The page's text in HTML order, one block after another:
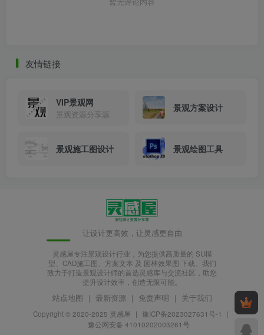
概念意向
友情链接
VIP景观网
景观资源分享源
景观方案设计
景观施工图设计 景观绘图工具
让设计更高效，让灵感更自由
灵感屋专注景观设计行业，为您提供高质量的 SU模
型、CAD施工图、方案文本 及 园林效果图 下载。我们
致力于打造景观设计师的首选灵感库与交流社区，助您
提升设计效率，创造无限可能。
站点地图 | 最新资源 | 免责声明 | 关于我们
Copyright © 2020-2025 灵感屋 | 豫ICP备2023027631号-1
|
豫公网安备 41010202003261号